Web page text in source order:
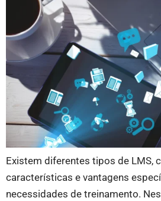
Existem diferentes tipos de LMS,
características e vantagens
necessidades de treinamento.